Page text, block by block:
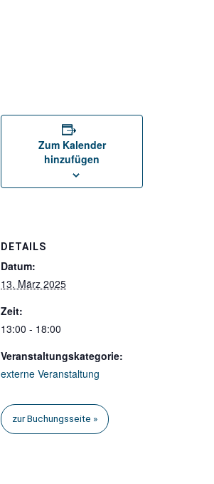
Zum Kalender
hinzufügen
DETAILS
Datum:
13. März 2025
Zeit:
13:00 - 18:00
Veranstaltungskategorie:
externe Veranstaltung